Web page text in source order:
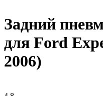
Задний
для Ford
2006)